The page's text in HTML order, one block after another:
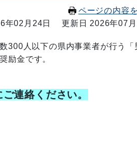
ページの内容
年02月24日
更新日 2026年07
300人以下の県内事業者が行う「
励金です。
連絡ください。